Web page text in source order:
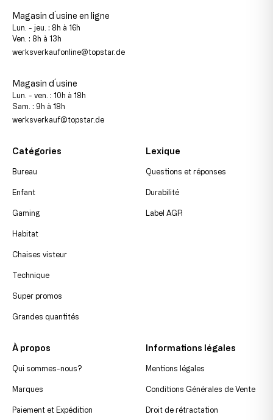
Magasin d´usine en ligne
Lun. - jeu. : 8h à 16h
Ven. : 8h à 13h
werksverkaufonline@topstar.de
Magasin d´usine
Lun. - ven. : 10h à 18h
Sam. : 9h à 18h
werksverkauf@topstar.de
Catégories
Bureau
Enfant
Gaming
Habitat
Chaises visteur
Technique
Super promos
Grandes quantités
Lexique
Questions et réponses
Durabilité
Label AGR
À propos
Qui sommes-nous?
Marques
Paiement et Expédition
Informations légales
Mentions légales
Conditions Générales de Vente
Droit de rétractation